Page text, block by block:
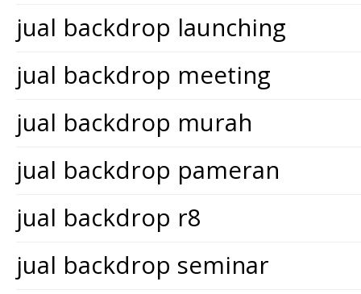
jual backdrop launching
jual backdrop meeting
jual backdrop murah
jual backdrop pameran
jual backdrop r8
jual backdrop seminar